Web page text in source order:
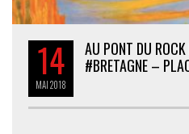
14
MAI2018
AU PONT DU
#BRETAGNE –